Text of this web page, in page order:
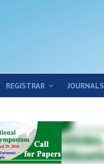
REGISTRAR JOURNALS